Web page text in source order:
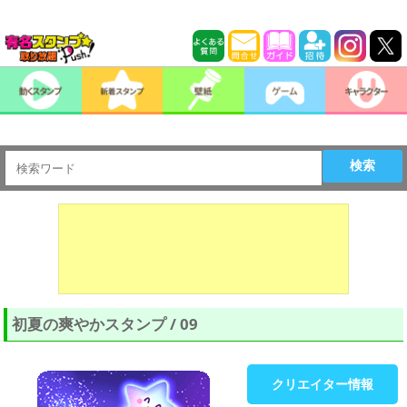
検索
初夏の爽やかスタンプ / 09
クリエイター情報